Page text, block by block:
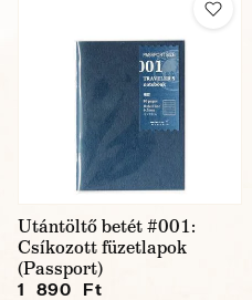
Utántöltő betét #001:
Csíkozott füzetlapok
(Passport)
1 890 Ft